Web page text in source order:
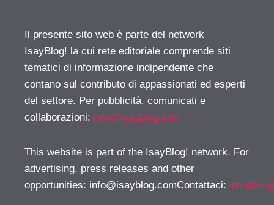
Il presente sito web è parte del network
IsayBlog! la cui rete editoriale comprende siti
tematici di informazione indipendente che
contano sul contributo di appassionati ed esperti
del settore. Per pubblicità, comunicati e
collaborazioni: info@isayblog.com
This website is part of the IsayBlog! network. For
advertising, press releases and other
opportunities: info@isayblog.comContattaci: